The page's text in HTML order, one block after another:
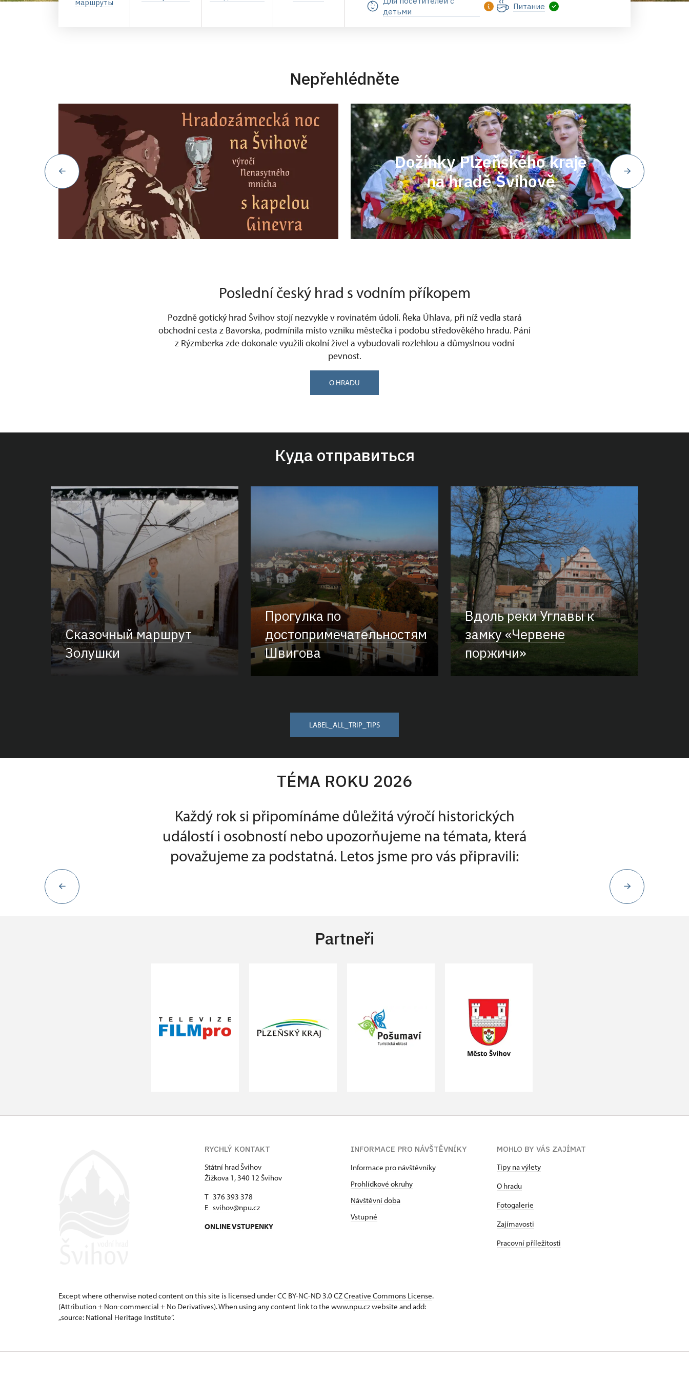
маршруты
детьми
Питание
Nepřehlédněte
Dožínky Plzeňského kraje
na hradě Švihově
Poslední český hrad s vodním příkopem
Pozdně gotický hrad Švihov stojí nezvykle v rovinatém údolí. Řeka Úhlava, při níž vedla stará
obchodní cesta z Bavorska, podmínila místo vzniku městečka i podobu středověkého hradu. Páni
z Rýzmberka zde dokonale využili okolní živel a vybudovali rozlehlou a důmyslnou vodní
pevnost.
O HRADU
Куда отправиться
Сказочный маршрут
Золушки
Прогулка по
достопримечательностям
Швигова
Вдоль реки Углавы к
замку «Червене
поржичи»
LABEL_ALL_TRIP_TIPS
TÉMA ROKU 2026
Každý rok si připomínáme důležitá výročí historických
událostí i osobností nebo upozorňujeme na témata, která
považujeme za podstatná. Letos jsme pro vás připravili:
Partneři
RYCHLÝ KONTAKT
Státní hrad Švihov
Žižkova 1, 340 12 Švihov
T 376 393 378
E svihov@npu.cz
ONLINE VSTUPENKY
INFORMACE PRO NÁVŠTĚVNÍKY
Informace pro návštěvníky
Prohlídkové okruhy
Návštěvní doba
Vstupné
MOHLO BY VÁS ZAJÍMAT
Tipy na výlety
O hradu
Fotogalerie
Zajímavosti
Pracovní příležitosti
Except where otherwise noted content on this site is licensed under CC BY-NC-ND 3.0 CZCreative Commons License.
(Attribution + Non-commercial + No Derivatives). When using any content link to the www.npu.cz website and add:
„source: National Heritage Institute“.